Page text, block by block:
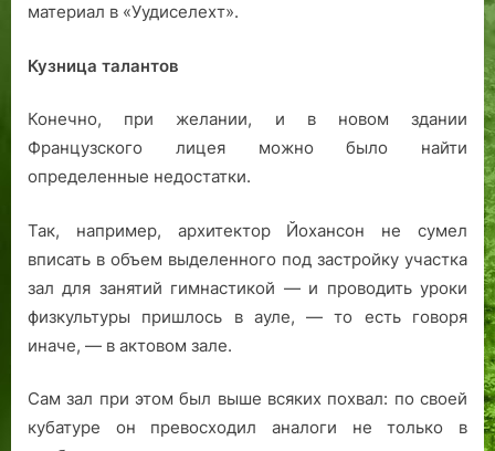
материал в «Уудиселехт».
Кузница талантов
Конечно, при желании, и в новом здании
Французского лицея можно было найти
определенные недостатки.
Так, например, архитектор Йохансон не сумел
вписать в объем выделенного под застройку участка
зал для занятий гимнастикой — и проводить уроки
физкультуры пришлось в ауле, — то есть говоря
иначе, — в актовом зале.
Сам зал при этом был выше всяких похвал: по своей
кубатуре он превосходил аналоги не только в